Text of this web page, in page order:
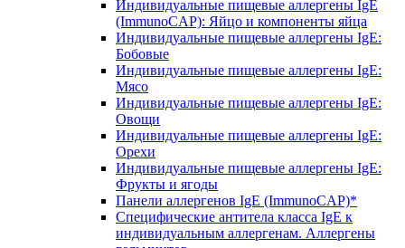
Индивидуальные пищевые аллергены IgE
(ImmunoCAP): Яйцо и компоненты яйца
Индивидуальные пищевые аллергены IgE:
Бобовые
Индивидуальные пищевые аллергены IgE:
Мясо
Индивидуальные пищевые аллергены IgE:
Овощи
Индивидуальные пищевые аллергены IgE:
Орехи
Индивидуальные пищевые аллергены IgE:
Фрукты и ягоды
Панели аллергенов IgE (ImmunoCAP)*
Специфические антитела класса IgE к
индивидуальным аллергенам. Аллергены